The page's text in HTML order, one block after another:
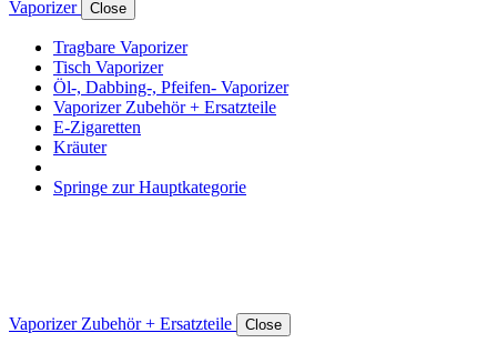
Vaporizer Close
Tragbare Vaporizer
Tisch Vaporizer
Öl-, Dabbing-, Pfeifen- Vaporizer
Vaporizer Zubehör + Ersatzteile
E-Zigaretten
Kräuter
Springe zur Hauptkategorie
Vaporizer Zubehör + Ersatzteile Close